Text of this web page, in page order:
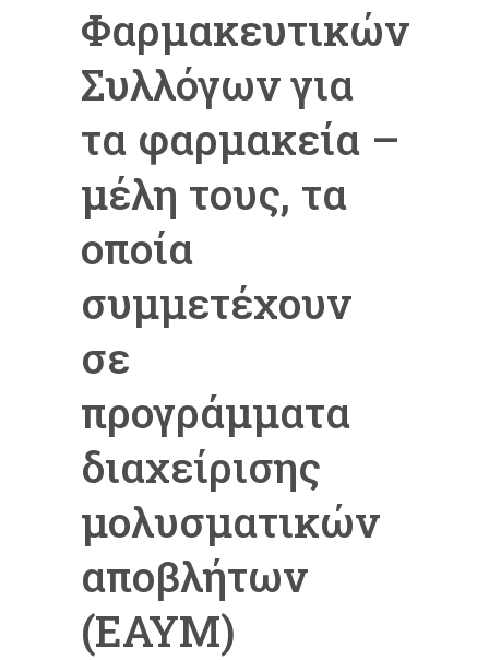
Φαρμακευτικών
Συλλόγων για
τα φαρμακεία –
μέλη τους, τα
οποία
συμμετέχουν
σε
προγράμματα
διαχείρισης
μολυσματικών
αποβλήτων
(ΕΑΥΜ)